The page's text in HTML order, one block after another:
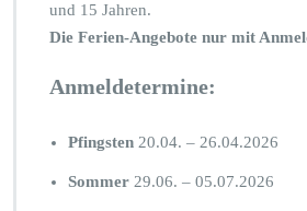
und 15 Jahren.
Die Ferien-Angebote nur mit
Anmeldetermine:
Pfingsten 20.04. – 26.04.2026
Sommer 29.06. – 05.07.2026